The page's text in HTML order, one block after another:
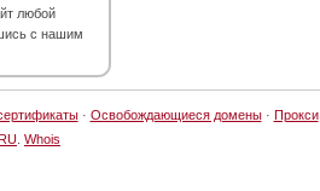
любой
с нашим
· Освобождающиеся домены· Прокси
Whois